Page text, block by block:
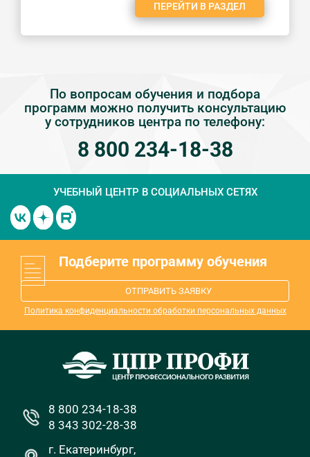
ПЕРЕЙТИ В РАЗДЕЛ
По вопросам обучения и подбора
программ можно получить консультацию
у сотрудников центра по телефону:
8 800 234-18-38
УЧЕБНЫЙ ЦЕНТР В СОЦИАЛЬНЫХ СЕТЯХ
Подберите программу обучения
ОТПРАВИТЬ ЗАЯВКУ
Политика конфиденциальности обработки персональных данных
8 800 234-18-38
8 343 302-28-38
г. Екатеринбург,